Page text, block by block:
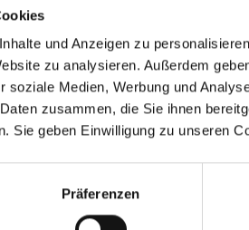
und Anzeigen zu
zu analysieren. Außerdem
soziale Medien, Werbung und
zusammen, die Sie ihnen
Sie geben Einwilligung zu unseren
Präferenzen